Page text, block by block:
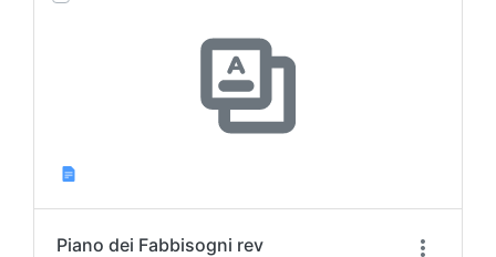
Piano dei Fabbisogni rev